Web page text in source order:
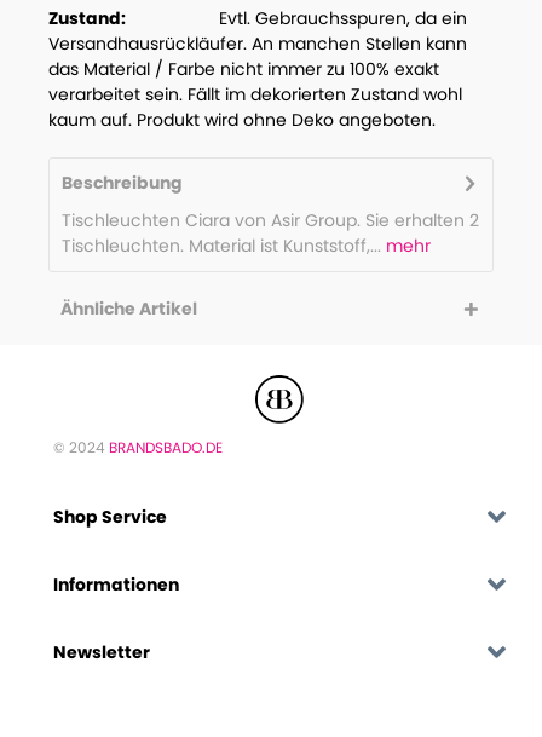
Zustand:
Evtl. Gebrauchsspuren, da ein
Versandhausrückläufer. An manchen Stellen kann
das Material / Farbe nicht immer zu 100% exakt
verarbeitet sein. Fällt im dekorierten Zustand wohl
kaum auf. Produkt wird ohne Deko angeboten.
Beschreibung
Tischleuchten Ciara von Asir Group. Sie erhalten 2
Tischleuchten. Material ist Kunststoff,... mehr
Ähnliche Artikel
© 2024 BRANDSBADO.DE
Shop Service
Informationen
Newsletter